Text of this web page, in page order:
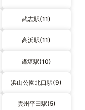
武志駅(11)
高浜駅(11)
遙堪駅(10)
浜山公園北口駅(9)
雲州平田駅(5)